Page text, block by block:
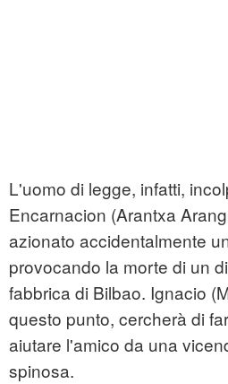
L'uomo di legge, infatti,
Encarnacion (Arantxa
azionato accidentalmente
provocando la morte di un
fabbrica di Bilbao. Ignacio
questo punto, cercherà di
aiutare l'amico da una
spinosa.